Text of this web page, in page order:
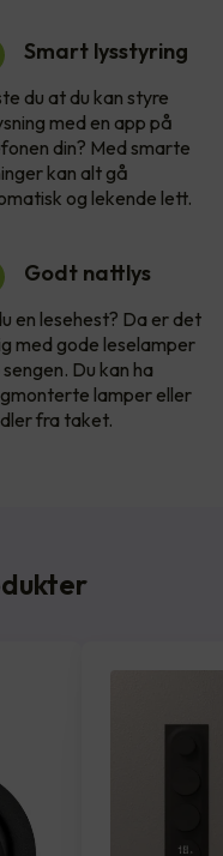
Smart lysstyring
du at du kan styre
med en app på
din? Med smarte
kan alt gå
og lekende lett.
Godt nattlys
en lesehest? Da er det
med gode leselamper
Du kan ha
lamper eller
fra taket.